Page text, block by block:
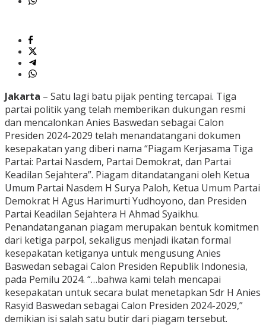
Jakarta – Satu lagi batu pijak penting tercapai. Tiga
partai politik yang telah memberikan dukungan resmi
dan mencalonkan Anies Baswedan sebagai Calon
Presiden 2024-2029 telah menandatangani dokumen
kesepakatan yang diberi nama “Piagam Kerjasama Tiga
Partai: Partai Nasdem, Partai Demokrat, dan Partai
Keadilan Sejahtera”. Piagam ditandatangani oleh Ketua
Umum Partai Nasdem H Surya Paloh, Ketua Umum Partai
Demokrat H Agus Harimurti Yudhoyono, dan Presiden
Partai Keadilan Sejahtera H Ahmad Syaikhu.
Penandatanganan piagam merupakan bentuk komitmen
dari ketiga parpol, sekaligus menjadi ikatan formal
kesepakatan ketiganya untuk mengusung Anies
Baswedan sebagai Calon Presiden Republik Indonesia,
pada Pemilu 2024. “…bahwa kami telah mencapai
kesepakatan untuk secara bulat menetapkan Sdr H Anies
Rasyid Baswedan sebagai Calon Presiden 2024-2029,”
demikian isi salah satu butir dari piagam tersebut.